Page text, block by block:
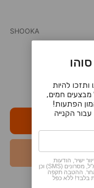
SHOOKA
למלאי
ותזכו להיות
חמים,
הפתעות!
10% הנחה עבור הקנייה
ישיר, הודעות
ופרסומים שיווקיים באמצעות דוא"ל, מסרונים (SMS) וכן
ההטבה תקפה
בלבד! ללא כפל